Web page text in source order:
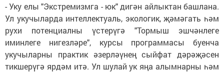
- Уку елы "Экстремизмга - юк" дигән айлыктан башлана.
Ул укучыларда интеллектуаль, экологик, җәмәгать һәм
рухи потенциалны үстерүгә "Тормыш эшчәнлеге
иминлеге нигезләре", курсы программасы буенча
укучыларны практик әзерләүнең сыйфат дәрәҗәсен
тикшерүгә ярдәм итә. Ул шулай ук яңа алымнарны һәм